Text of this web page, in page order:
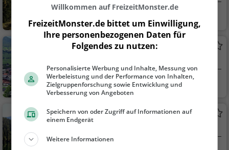
amilie & Kinder, Natu
r
Kids Park Spielplatz Oetz
Oetz, Österreich
Action & Abente
Piburger See
Willkommen auf FreizeitMonster.de
FreizeitMonster.de bittet um Einwilligung,
Ihre personenbezogenen Daten für
Folgendes zu nutzen:
Personalisierte Werbung und Inhalte, Messung von
Werbeleistung und der Performance von Inhalten,
Zielgruppenforschung sowie Entwicklung und
Verbesserung von Angeboten
Speichern von oder Zugriff auf Informationen auf
einem Endgerät
Weitere Informationen